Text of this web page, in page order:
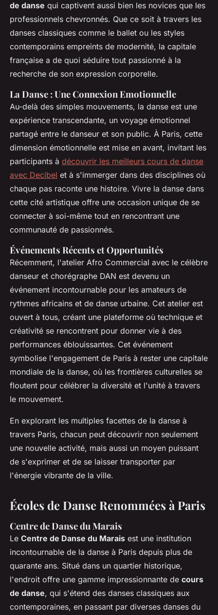
de danse qui captivent aussi bien les novices que les
professionnels chevronnés. Que ce soit à travers les
danses classiques comme le ballet ou les styles
contemporains empreints de modernité, la capitale
française a de quoi séduire tout passionné à la
recherche de son expression corporelle.
La Danse : Une Connexion Emotionnelle
Au-delà des simples mouvements, la danse est une
expérience transcendante, un voyage émotionnel
partagé entre le danseur et son public. À Paris, cette
dimension émotionnelle est mise en avant, invitant les
participants à découvrir les meilleurs cours de danse
avec Decibel et à s'immerger dans des disciplines où
chaque pas raconte une histoire. Vivre la danse dans
cette cité artistique offre une occasion unique de se
connecter à soi-même tout en rencontrant une
communauté de passionnés.
Événements Récents et Opportunités
Récemment, l'atelier Afro Commercial avec le célèbre
danseur et chorégraphe DAN est devenu un
événement incontournable pour les amateurs de
rythmes africains et de danse urbaine. Cet atelier est
ouvert à tous, créant une plateforme où technique et
créativité se rencontrent pour donner vie à des
performances éblouissantes. Cet événement
symbolise l'engagement de Paris à rester une capitale
mondiale de la danse, où les frontières culturelles se
floutent pour célébrer la diversité et l'unité à travers
le mouvement.
En explorant les multiples facettes de la danse à
travers Paris, chacun peut découvrir non seulement
une nouvelle activité, mais aussi un moyen puissant
de s'exprimer et de se laisser transporter par
l'énergie vibrante de la ville.
Écoles de Danse Renommées à Paris
Centre de Danse du Marais
Le Centre de Danse du Marais est une institution
incontournable de la danse à Paris depuis plus de
quarante ans. Situé dans un quartier historique,
l'endroit offre une gamme impressionnante de cours
de danse, qui s'étend des danses classiques aux
contemporaines, en passant par diverses danses du